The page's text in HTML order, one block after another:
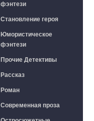
фэнтези
Становление героя
Юмористическое
фэнтези
Прочие Детективы
Рассказ
Роман
Современная проза